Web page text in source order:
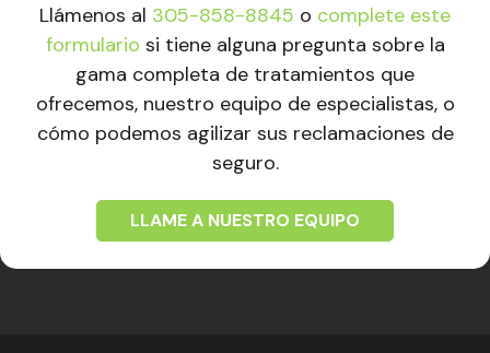
Llámenos al 305-858-8845 o complete este
formulario si tiene alguna pregunta sobre la
gama completa de tratamientos que
ofrecemos, nuestro equipo de especialistas, o
cómo podemos agilizar sus reclamaciones de
seguro.
LLAME A NUESTRO EQUIPO